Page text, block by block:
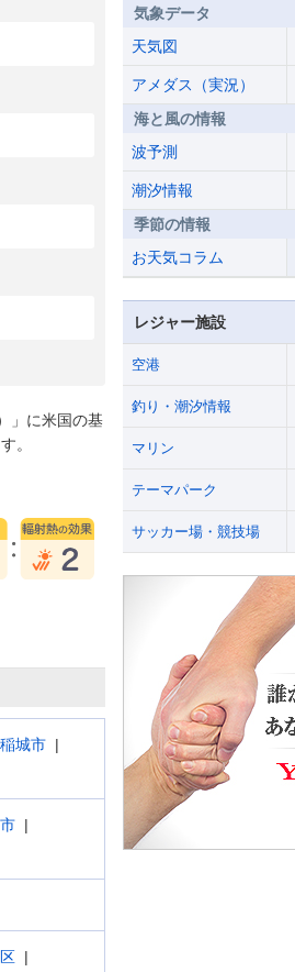
」に米国の基
。
稲城市
気象データ
天気図
アメダス（実況）
海と風の情報
波予測
潮汐情報
季節の情報
お天気コラム
レジャー施設
空港
釣り・潮汐情報
マリン
テーマパーク
サッカー場・競技場